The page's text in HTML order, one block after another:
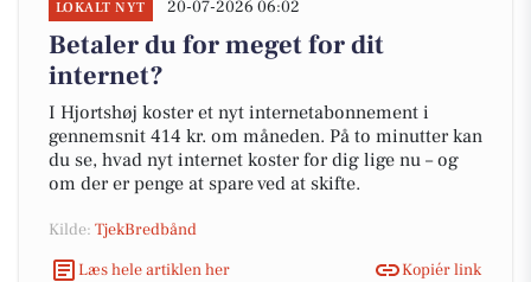
LOKALT NYT 20-07-2026 06:02
Betaler du for meget for dit
internet?
I Hjortshøj koster et nyt internetabonnement i
gennemsnit 414 kr. om måneden. På to minutter kan
du se, hvad nyt internet koster for dig lige nu – og
om der er penge at spare ved at skifte.
Kilde: TjekBredbånd
Læs hele artiklen her
Kopiér link